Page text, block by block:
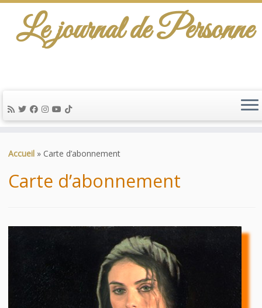
au
Le journal de Personne
Accueil » Carte d’abonnement
Carte d’abonnement